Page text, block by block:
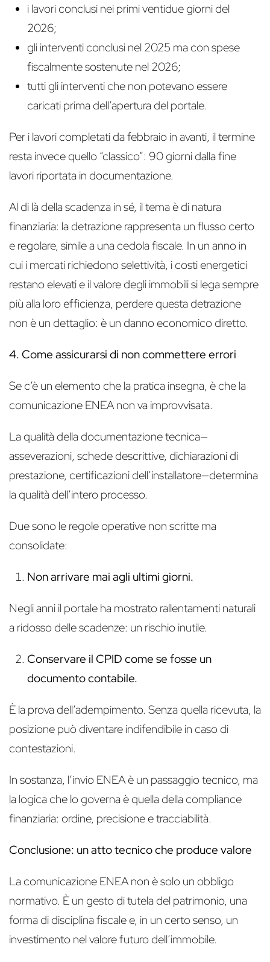
i lavori conclusi nei primi ventidue giorni del
2026;
gli interventi conclusi nel 2025 ma con spese
fiscalmente sostenute nel 2026;
tutti gli interventi che non potevano essere
caricati prima dell’apertura del portale.
Per i lavori completati da febbraio in avanti, il termine
resta invece quello “classico”: 90 giorni dalla fine
lavori riportata in documentazione.
Al di là della scadenza in sé, il tema è di natura
finanziaria: la detrazione rappresenta un flusso certo
e regolare, simile a una cedola fiscale. In un anno in
cui i mercati richiedono selettività, i costi energetici
restano elevati e il valore degli immobili si lega sempre
più alla loro efficienza, perdere questa detrazione
non è un dettaglio: è un danno economico diretto.
4. Come assicurarsi di non commettere errori
Se c’è un elemento che la pratica insegna, è che la
comunicazione ENEA non va improvvisata.
La qualità della documentazione tecnica—
asseverazioni, schede descrittive, dichiarazioni di
prestazione, certificazioni dell’installatore—determina
la qualità dell’intero processo.
Due sono le regole operative non scritte ma
consolidate:
Non arrivare mai agli ultimi giorni.
Negli anni il portale ha mostrato rallentamenti naturali
a ridosso delle scadenze: un rischio inutile.
Conservare il CPID come se fosse un
documento contabile.
È la prova dell’adempimento. Senza quella ricevuta, la
posizione può diventare indifendibile in caso di
contestazioni.
In sostanza, l’invio ENEA è un passaggio tecnico, ma
la logica che lo governa è quella della compliance
finanziaria: ordine, precisione e tracciabilità.
Conclusione: un atto tecnico che produce valore
La comunicazione ENEA non è solo un obbligo
normativo. È un gesto di tutela del patrimonio, una
forma di disciplina fiscale e, in un certo senso, un
investimento nel valore futuro dell’immobile.